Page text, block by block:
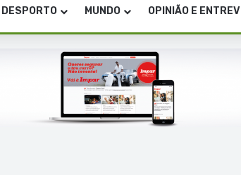
DESPORTO MUNDO OPINIÃO E